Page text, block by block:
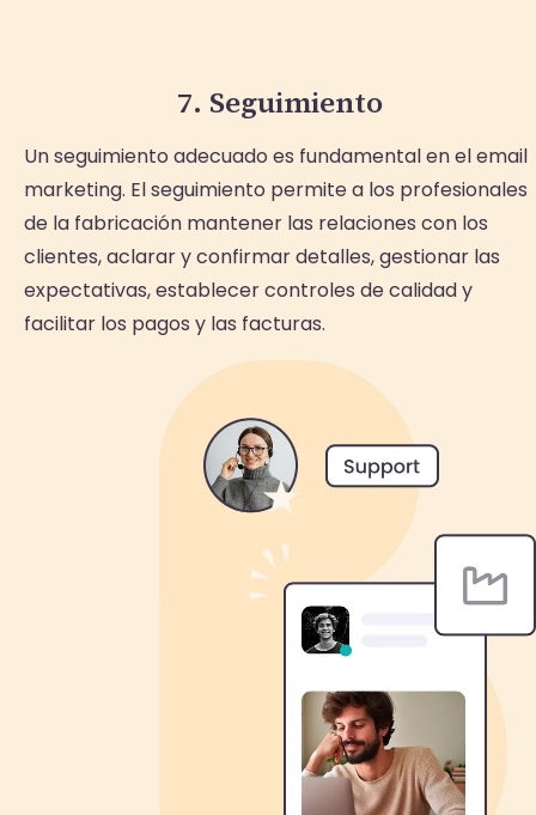
7. Seguimiento
Un seguimiento adecuado es fundamental en el email
marketing. El seguimiento permite a los profesionales
de la fabricación mantener las relaciones con los
clientes, aclarar y confirmar detalles, gestionar las
expectativas, establecer controles de calidad y
facilitar los pagos y las facturas.